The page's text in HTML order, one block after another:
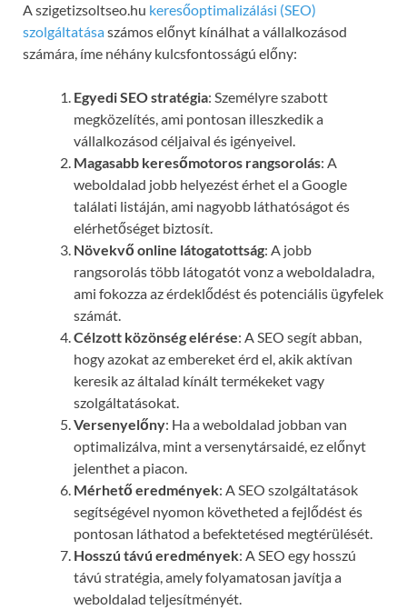
A szigetizsoltseo.hu keresőoptimalizálási (SEO)
szolgáltatásaszámos előnyt kínálhat a vállalkozásod
számára, íme néhány kulcsfontosságú előny:
Egyedi SEO stratégia: Személyre szabott
megközelítés, ami pontosan illeszkedik a
vállalkozásod céljaival és igényeivel.
Magasabb keresőmotoros rangsorolás: A
weboldalad jobb helyezést érhet el a Google
találati listáján, ami nagyobb láthatóságot és
elérhetőséget biztosít.
Növekvő online látogatottság: A jobb
rangsorolás több látogatót vonz a weboldaladra,
ami fokozza az érdeklődést és potenciális ügyfelek
számát.
Célzott közönség elérése: A SEO segít abban,
hogy azokat az embereket érd el, akik aktívan
keresik az általad kínált termékeket vagy
szolgáltatásokat.
Versenyelőny: Ha a weboldalad jobban van
optimalizálva, mint a versenytársaidé, ez előnyt
jelenthet a piacon.
Mérhető eredmények: A SEO szolgáltatások
segítségével nyomon követheted a fejlődést és
pontosan láthatod a befektetésed megtérülését.
Hosszú távú eredmények: A SEO egy hosszú
távú stratégia, amely folyamatosan javítja a
weboldalad teljesítményét.